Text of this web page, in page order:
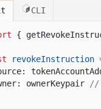
log
CLI
{
revokeInstruction
ownerKeypair //